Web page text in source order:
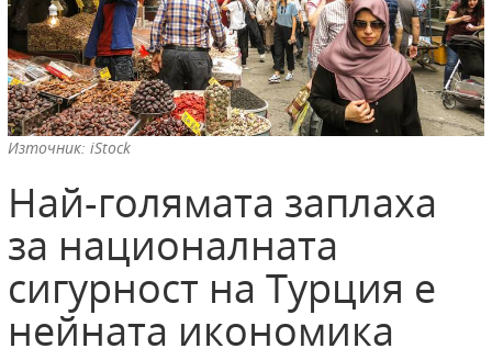
Източник: iStock
Най-голямата заплаха
за националната
сигурност на Турция е
нейната икономика